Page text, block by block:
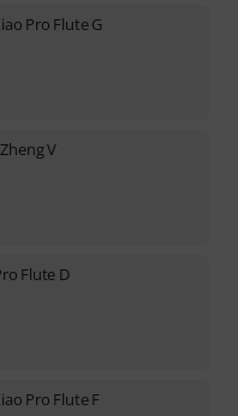
Pro Flute G
V
Flute D
Pro Flute F